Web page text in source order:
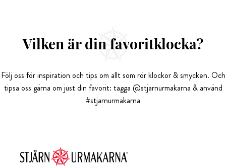
Vilken är din favoritklocka?
Följ oss för inspiration och tips om allt som rör klockor & smycken. Och
tipsa oss gärna om just din favorit: tagga @stjarnurmakarna & använd
#stjarnurmakarna